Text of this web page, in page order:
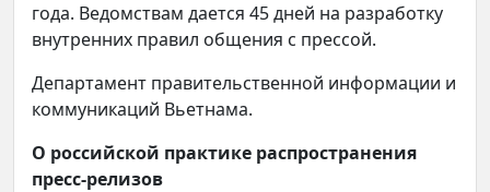
года. Ведомствам дается 45 дней на разработку
внутренних правил общения с прессой.
Департамент правительственной информации и
коммуникаций Вьетнама.
О российской практике распространения
пресс-релизов